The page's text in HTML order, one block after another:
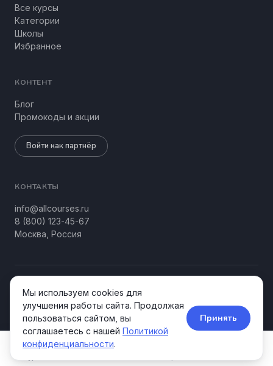
Все курсы
Категории
Школы
Избранное
КОНТЕНТ
Блог
Промокоды и акции
Войти как партнёр
КОНТАКТЫ
info@allcourses.ru
8 (800) 123-45-67
Москва, Россия
КонфиденциальностьСоглашение
Мы используем cookies для
улучшения работы сайта. Продолжая
пользоваться сайтом, вы
соглашаетесь с нашей Политикой
конфиденциальности.
Принять